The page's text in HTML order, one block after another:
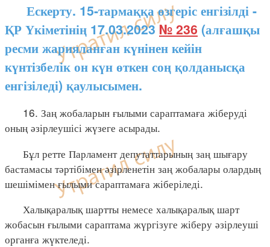
Ескерту. 15-тармаққа өзгеріс енгізілді -
ҚР Үкіметінің 17.03.2023№ 236 (алғашқы
ресми жарияланған күнінен кейін
күнтізбелік он күн өткен соң қолданысқа
енгізіледі) қаулысымен.
16. Заң жобаларын ғылыми сараптамаға жіберуді
оның әзірлеушісі жүзеге асырады.
Бұл ретте Парламент депутаттарының заң шығару
бастамасы тәртібімен әзірленетін заң жобалары олардың
шешімімен ғылыми сараптамаға жіберіледі.
Халықаралық шартты немесе халықаралық шарт
жобасын ғылыми сараптама жүргізуге жіберу әзірлеуші
органға жүктеледі.